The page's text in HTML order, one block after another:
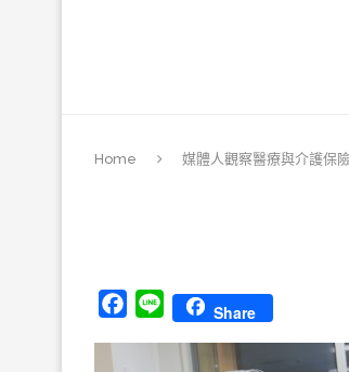
Home 媒體人觀察醫療與介護保
Facebook
Line Share